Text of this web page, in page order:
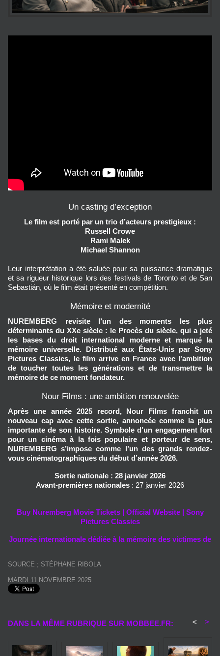
Un casting d’exception
Le film est porté par un trio d’acteurs prestigieux :
Russell Crowe
Rami Malek
Michael Shannon
Leur interprétation a été saluée pour sa puissance dramatique
et sa rigueur historique lors des festivals de Toronto et de San
Sebastián, où le film était présenté en compétition.
Mémoire et modernité
NUREMBERG revisite l’un des moments les plus
déterminants du XXe siècle : le Procès du siècle, qui a jeté
les bases du droit international moderne et marqué la
mémoire universelle. Distribué aux États-Unis par Sony
Pictures Classics, le film arrive en France avec l’ambition
de toucher toutes les générations et de transmettre la
mémoire de ce moment fondateur.
Nour Films : une ambition renouvelée
Après une année 2025 record, Nour Films franchit un
nouveau cap avec cette sortie, annoncée comme la plus
importante de son histoire. Symbole d’un engagement fort
pour un cinéma à la fois populaire et porteur de sens,
NUREMBERG s’impose comme l’un des grands rendez-
vous cinématographiques du début d’année 2026.
Sortie nationale : 28 janvier 2026
Avant-premières nationales : 27 janvier 2026
Buy Nuremberg Movie Tickets | Official Website | Sony
Pictures Classics
Journée internationale dédiée à la mémoire des victimes de
SOURCE ; STÉPHANE RIBOLA
MARDI 11 NOVEMBRE 2025
DANS LA MÊME RUBRIQUE SUR MOBBEE.FR: < >